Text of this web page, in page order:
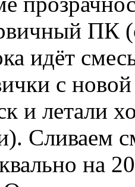
ПК
идёт
с
и летали
Сливаем
на